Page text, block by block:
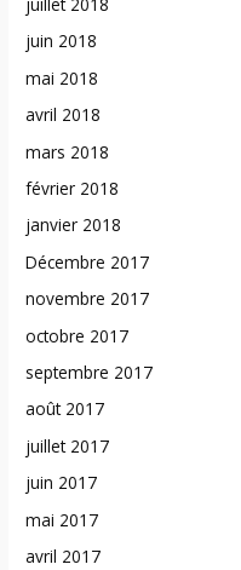
juin 2018
mai 2018
avril 2018
mars 2018
février 2018
janvier 2018
Décembre 2017
novembre 2017
octobre 2017
septembre 2017
août 2017
juillet 2017
juin 2017
mai 2017
avril 2017